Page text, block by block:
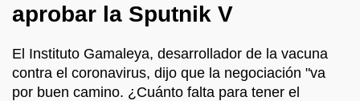
aprobar la Sputnik V
El Instituto Gamaleya, desarrollador de la vacuna
contra el coronavirus, dijo que la negociación "va
por buen camino. ¿Cuánto falta para tener el